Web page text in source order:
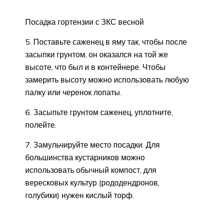
Посадка гортензии с ЗКС весной
5. Поставьте саженец в яму так, чтобы после
засыпки грунтом, он оказался на той же
высоте, что был и в контейнере. Чтобы
замерить высоту можно использовать любую
палку или черенок лопаты.
6. Засыпьте грунтом саженец, уплотните,
полейте.
7. Замульчируйте место посадки. Для
большинства кустарников можно
использовать обычный компост, для
вересковых культур (рододендронов,
голубики) нужен кислый торф.